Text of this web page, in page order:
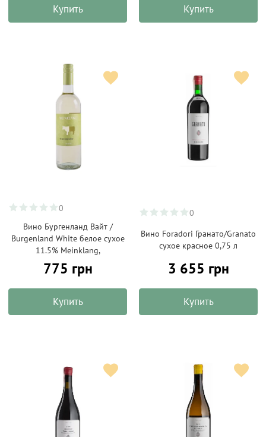
Купить Купить
0
Вино Бургенланд Вайт /
Burgenland White белое сухое
11.5% Мeinklang,
775 грн
Купить
0
Вино Foradori Гранато/Granato
сухое красное 0,75 л
3 655 грн
Купить